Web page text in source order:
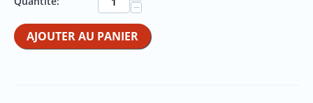
−
AJOUTER AU PANIER